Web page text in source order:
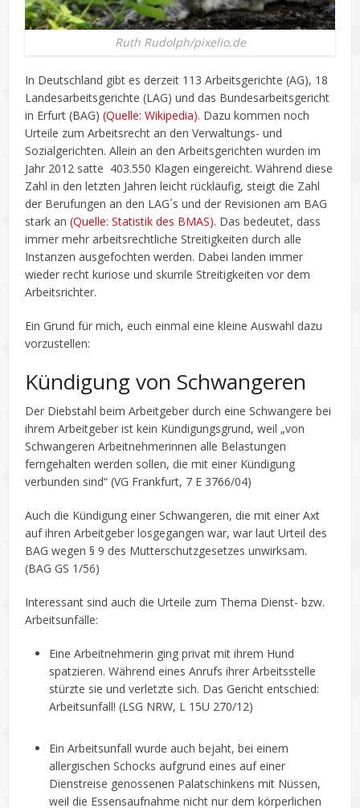
Ruth Rudolph/pixelio.de
In Deutschland gibt es derzeit 113 Arbeitsgerichte (AG), 18
Landesarbeitsgerichte (LAG) und das Bundesarbeitsgericht
in Erfurt (BAG)(Quelle: Wikipedia). Dazu kommen noch
Urteile zum Arbeitsrecht an den Verwaltungs- und
Sozialgerichten. Allein an den Arbeitsgerichten wurden im
Jahr 2012 satte 403.550 Klagen eingereicht. Während diese
Zahl in den letzten Jahren leicht rückläufig, steigt die Zahl
der Berufungen an den LAG´s und der Revisionen am BAG
stark an(Quelle: Statistik des BMAS). Das bedeutet, dass
immer mehr arbeitsrechtliche Streitigkeiten durch alle
Instanzen ausgefochten werden. Dabei landen immer
wieder recht kuriose und skurrile Streitigkeiten vor dem
Arbeitsrichter.
Ein Grund für mich, euch einmal eine kleine Auswahl dazu
vorzustellen:
Kündigung von Schwangeren
Der Diebstahl beim Arbeitgeber durch eine Schwangere bei
ihrem Arbeitgeber ist kein Kündigungsgrund, weil „von
Schwangeren Arbeitnehmerinnen alle Belastungen
ferngehalten werden sollen, die mit einer Kündigung
verbunden sind“ (VG Frankfurt, 7 E 3766/04)
Auch die Kündigung einer Schwangeren, die mit einer Axt
auf ihren Arbeitgeber losgegangen war, war laut Urteil des
BAG wegen § 9 des Mutterschutzgesetzes unwirksam.
(BAG GS 1/56)
Interessant sind auch die Urteile zum Thema Dienst- bzw.
Arbeitsunfälle:
Eine Arbeitnehmerin ging privat mit ihrem Hund
spatzieren. Während eines Anrufs ihrer Arbeitsstelle
stürzte sie und verletzte sich. Das Gericht entschied:
Arbeitsunfall! (LSG NRW, L 15U 270/12)
Ein Arbeitsunfall wurde auch bejaht, bei einem
allergischen Schocks aufgrund eines auf einer
Dienstreise genossenen Palatschinkens mit Nüssen,
weil die Essensaufnahme nicht nur dem körperlichen